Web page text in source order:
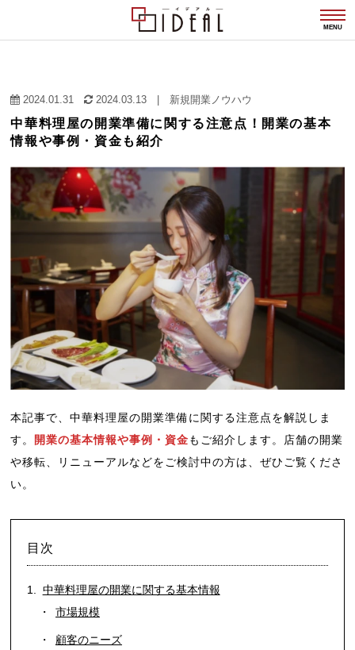
MENU
2024.01.31 2024.03.13 新規開業ノウハウ
中華料理屋の開業準備に関する注意点！開業の基本
情報や事例・資金も紹介
本記事で、中華料理屋の開業準備に関する注意点を解説しま
す。 開業の基本情報や事例・資金もご紹介します。店舗の開業
や移転、リニューアルなどをご検討中の方は、ぜひご覧くださ
い。
目次
中華料理屋の開業に関する基本情報
市場規模
顧客のニーズ